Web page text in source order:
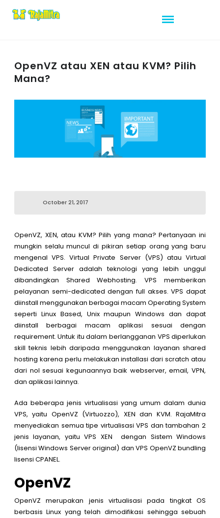
OpenVZ atau XEN atau KVM? Pilih
Mana?
October 21, 2017
OpenVZ, XEN, atau KVM? Pilih yang mana? Pertanyaan ini
mungkin selalu muncul di pikiran setiap orang yang baru
mengenal VPS. Virtual Private Server (VPS) atau Virtual
Dedicated Server adalah teknologi yang lebih unggul
dibandingkan Shared Webhosting. VPS memberikan
pelayanan semi-dedicated dengan full akses. VPS dapat
diinstall menggunakan berbagai macam Operating System
seperti Linux Based, Unix maupun Windows dan dapat
diinstall berbagai macam aplikasi sesuai dengan
requirement. Untuk itu dalam berlangganan VPS diperlukan
skill teknis lebih daripada menggunakan layanan shared
hosting karena perlu melakukan installasi dari scratch atau
dari nol sesuai kegunaannya baik webserver, email, VPN,
dan aplikasi lainnya.
Ada beberapa jenis virtualisasi yang umum dalam dunia
VPS, yaitu OpenVZ (Virtuozzo), XEN dan KVM. RajaMitra
menyediakan semua tipe virtualisasi VPS dan tambahan 2
jenis layanan, yaitu VPS XEN dengan Sistem Windows
(lisensi Windows Server original) dan VPS OpenVZ bundling
lisensi CPANEL.
OpenVZ
OpenVZ merupakan jenis virtualisasi pada tingkat OS
berbasis Linux yang telah dimodifikasi sehingga sebuah